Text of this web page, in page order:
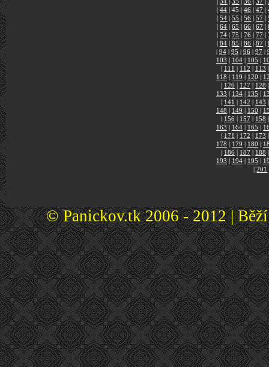
| 44 | 45 | 46 | 47 |
| 54 | 55 | 56 | 57 |
| 64 | 65 | 66 | 67 |
| 74 | 75 | 76 | 77 |
| 84 | 85 | 86 | 87 |
| 94 | 95 | 96 | 97 |
103 | 104 | 105 |
| 111 | 112 | 113 |
118 | 119 | 120 |
| 126 | 127 | 128 |
133 | 134 | 135 |
| 141 | 142 | 143 |
148 | 149 | 150 |
| 156 | 157 | 158 |
163 | 164 | 165 |
| 171 | 172 | 173 |
178 | 179 | 180 |
| 186 | 187 | 188 |
193 | 194 | 195 |
| 201
© Panickov.tk 2006 - 2012 |